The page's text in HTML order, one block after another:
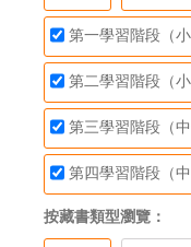
第一學習階段（小
第二學習階段（小
第三學習階段（中
第四學習階段（中
按藏書類型瀏覽：